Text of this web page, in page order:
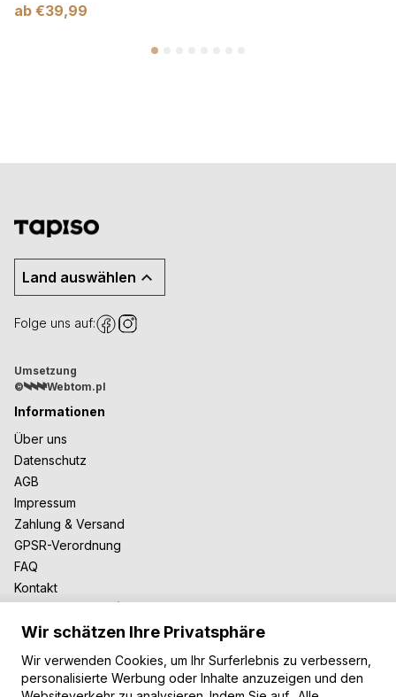
ab €39,99
Land auswählen
Folge uns auf:
Umsetzung
©
Webtom.pl
Informationen
Über uns
Datenschutz
AGB
Impressum
Zahlung & Versand
GPSR-Verordnung
FAQ
Kontakt
Zusammenarbeit
Für Blogger
B2B-Zusammenarbeit
Unsere Teppiche
Wir schätzen Ihre Privatsphäre
Wir verwenden Cookies, um Ihr Surferlebnis zu verbessern,
personalisierte Werbung oder Inhalte anzuzeigen und den